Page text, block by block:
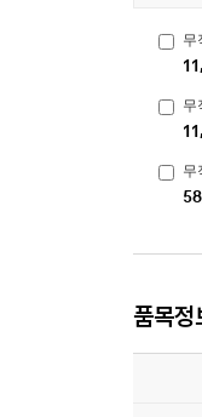
무
무
무
품목정